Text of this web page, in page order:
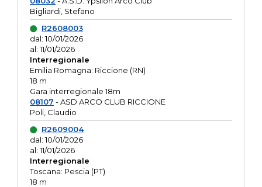
Bigliardi, Stefano
R2608003
dal: 10/01/2026
al: 11/01/2026
Interregionale
Emilia Romagna: Riccione (RN)
18 m
Gara interregionale 18m
08107 - ASD ARCO CLUB RICCIONE
Poli, Claudio
R2609004
dal: 10/01/2026
al: 11/01/2026
Interregionale
Toscana: Pescia (PT)
18 m